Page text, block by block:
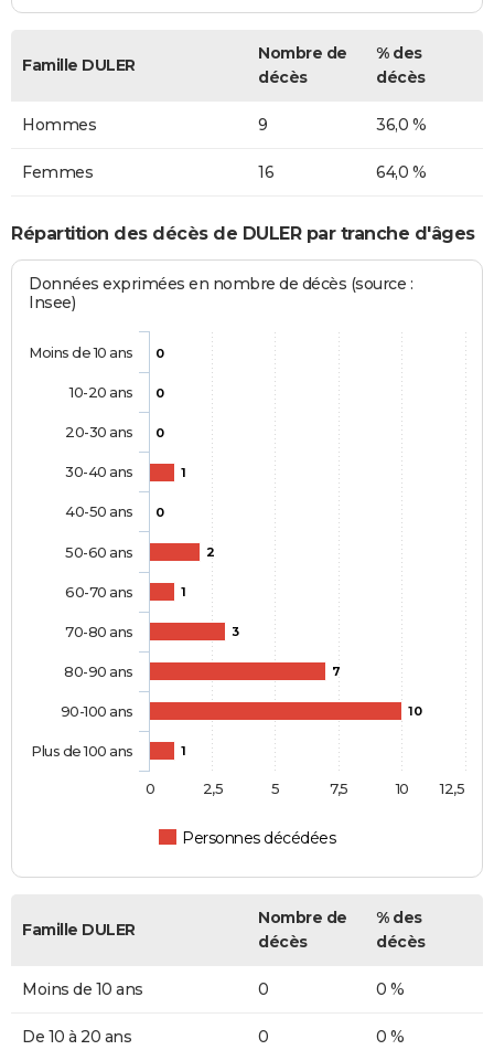
Famille DULER
Nombre de
décès
% des
décès
Hommes 9 36,0 %
Femmes 16 64,0 %
Répartition des décès de DULER par tranche d'âges
Données exprimées en nombre de décès (source :
Insee)
0
0
0
1
0
2
1
3
7
10
1
Personnes décédées
Moins de 10 ans
10-20 ans
20-30 ans
30-40 ans
40-50 ans
50-60 ans
60-70 ans
70-80 ans
80-90 ans
90-100 ans
Plus de 100 ans
0 10
2,5 5 7,5 12,5
Famille DULER
Nombre de
décès
% des
décès
Moins de 10 ans 0 0 %
De 10 à 20 ans 0 0 %